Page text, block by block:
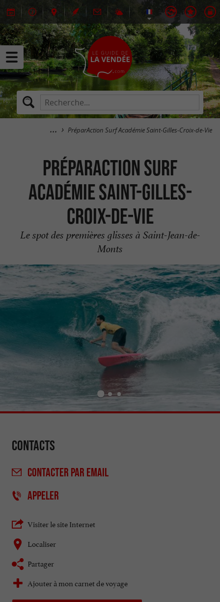
PréparAction Surf Académie Saint-Gilles-Croix-de-Vie
PréparAction Surf
Académie Saint-Gilles-
Croix-de-Vie
Le spot des premières glisses à Saint-Jean-de-
Monts
Contacts
CONTACTER PAR EMAIL
APPELER
Visiter le site Internet
Localiser
Partager
Ajouter à mon carnet de voyage